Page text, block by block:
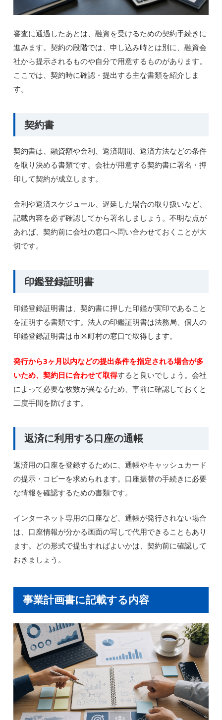
審査に通過したあとは、融資を受けるための契約手続きに
進みます。契約の段階では、申し込み時とは別に、融資会
社から提示されるものや自分で用意するものがあります。
ここでは、契約時に確認・提出する主な書類を紹介しま
す。
契約書
契約書は、融資額や金利、返済期間、返済方法などの条件
を取り決める書類です。会社が用意する契約書に署名・押
印して契約が成立します。
金利や返済スケジュール、遅延した場合の取り扱いなど、
記載内容を必ず確認してから署名しましょう。不明な点が
あれば、契約前に会社の窓口へ問い合わせておくことが大
切です。
印鑑登録証明書
印鑑登録証明書は、契約書に押した印鑑が実印であること
を証明する書類です。法人の印鑑証明書は法務局、個人の
印鑑登録証明書は市区町村の窓口で取得します。
発行から3ヶ月以内などの提出条件を指定される場合が多
いため、契約日に合わせて取得すると良いでしょう。会社
によって必要な枚数が異なるため、事前に確認しておくと
二度手間を防げます。
返済に利用する口座の通帳
返済用の口座を登録するために、通帳やキャッシュカード
の提示・コピーを求められます。口座振替の手続きに必要
な情報を確認するための書類です。
インターネット専用の口座など、通帳が発行されない場合
は、口座情報が分かる画面の写しで代用できることもあり
ます。どの形式で提出すればよいかは、契約前に確認して
おきましょう。
事業計画書に記載する内容